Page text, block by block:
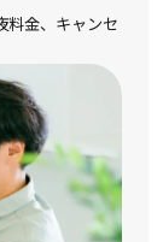
料金、キャンセ